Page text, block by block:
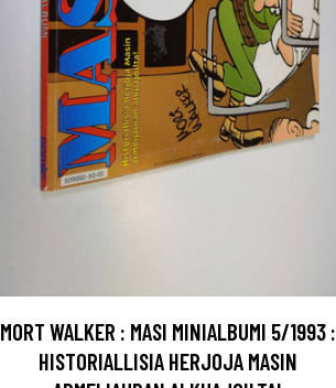
MORT WALKER : MASI MINIALBUMI 5/1993 :
HISTORIALLISIA HERJOJA MASIN